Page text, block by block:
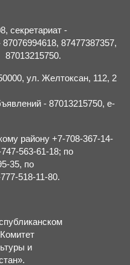
секретариат -
87477387357,
ул. Желтоксан, 112, 2
- 87013215750, e-
району +7-708-367-14-
563-61-18; по
35, по
518-11-80.
и